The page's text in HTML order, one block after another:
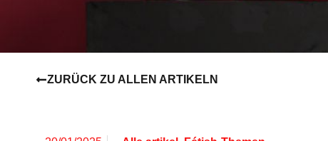
ZURÜCK ZU ALLEN ARTIKELN